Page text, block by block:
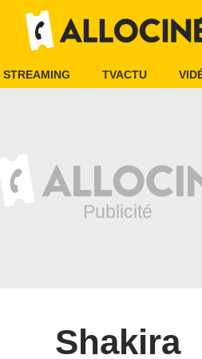
STREAMING TVACTU
Shakira